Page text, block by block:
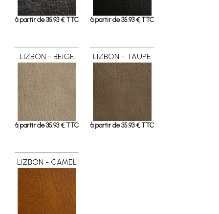
à partir de 35.93 € TTC à partir de 35.93 € TTC
LIZBON - BEIGE
à partir de 35.93 € TTC
LIZBON - TAUPE
à partir de 35.93 € TTC
LIZBON - CAMEL